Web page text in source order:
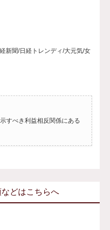
新聞/日経トレンディ/大元気/女
すべき利益相反関係にある
どはこちらへ